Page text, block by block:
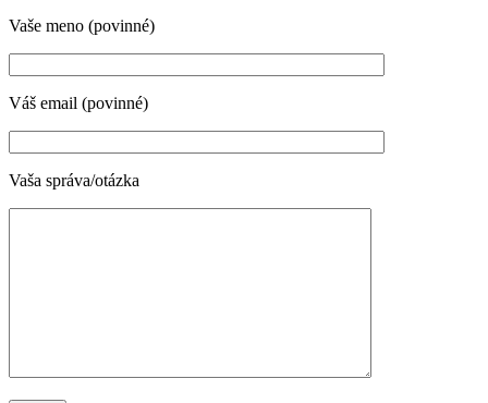
Vaše meno (povinné)
Váš email (povinné)
Vaša správa/otázka